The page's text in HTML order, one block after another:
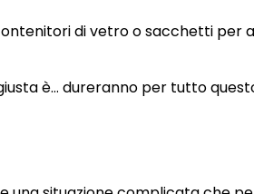
di vetro o sacchetti per
è… dureranno per tutto